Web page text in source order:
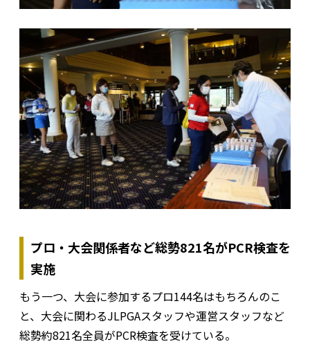
プロ・大会関係者など総勢821名がPCR検査を
実施
もう一つ、大会に参加するプロ144名はもちろんのこ
と、大会に関わるJLPGAスタッフや運営スタッフなど
総勢約821名全員がPCR検査を受けている。